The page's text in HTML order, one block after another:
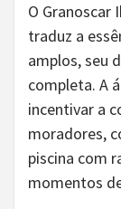
O Granoscar
traduz a
amplos, seu
completa. A
incentivar a
moradores,
piscina com
momentos